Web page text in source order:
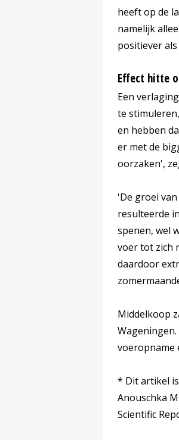
heeft op de
namelijk
positiever
Effect hitte
Een
te
en hebben
er met de
oorzaken',
'De groei
resulteerde
spenen, wel
voer tot zich
daardoor
Middelkoop
voeropname
* Dit artikel
Anouschka
Scientific